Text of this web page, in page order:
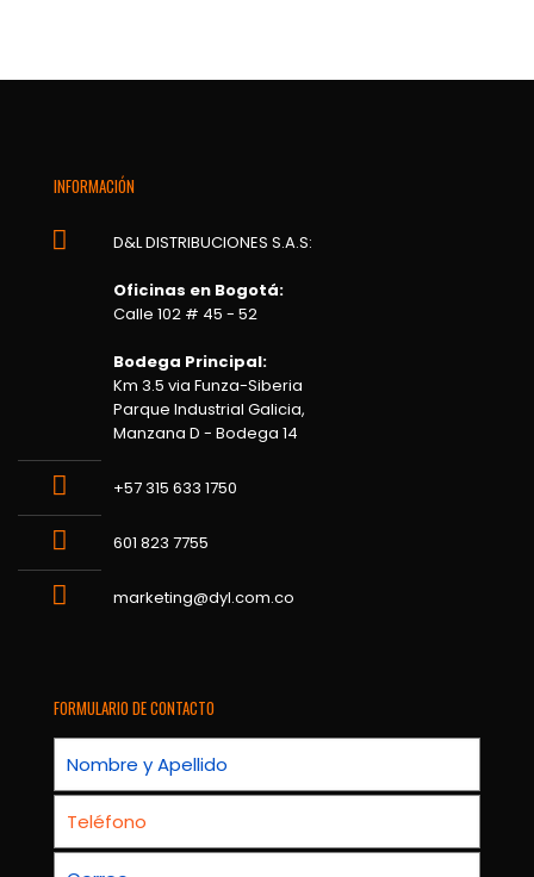
INFORMACIÓN
D&L DISTRIBUCIONES S.A.S:
Oficinas en Bogotá:
Calle 102 # 45 - 52
Bodega Principal:
Km 3.5 via Funza-Siberia
Parque Industrial Galicia,
Manzana D - Bodega 14
+57 315 633 1750
601 823 7755
marketing@dyl.com.co
FORMULARIO DE CONTACTO